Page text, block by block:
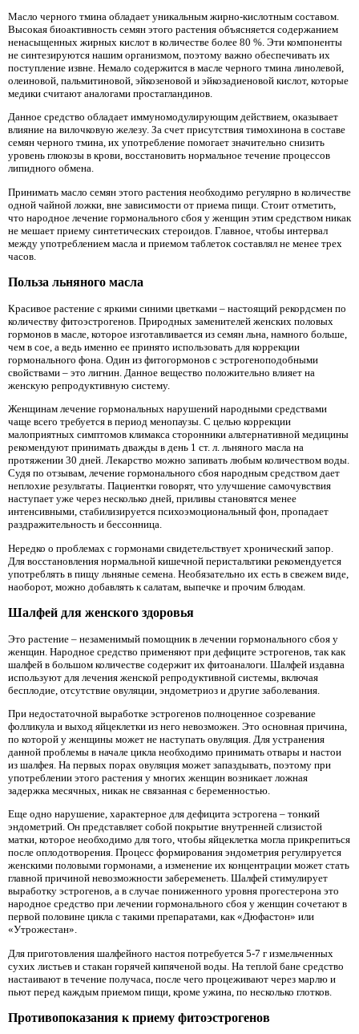
Масло черного тмина обладает уникальным жирно-кислотным составом.
Высокая биоактивность семян этого растения объясняется содержанием
ненасыщенных жирных кислот в количестве более 80 %. Эти компоненты
не синтезируются нашим организмом, поэтому важно обеспечивать их
поступление извне. Немало содержится в масле черного тмина линолевой,
олеиновой, пальмитиновой, эйкозеновой и эйкозадиеновой кислот, которые
медики считают аналогами простагландинов.
Данное средство обладает иммуномодулирующим действием, оказывает
влияние на вилочковую железу. За счет присутствия тимохинона в составе
семян черного тмина, их употребление помогает значительно снизить
уровень глюкозы в крови, восстановить нормальное течение процессов
липидного обмена.
Принимать масло семян этого растения необходимо регулярно в количестве
одной чайной ложки, вне зависимости от приема пищи. Стоит отметить,
что народное лечение гормонального сбоя у женщин этим средством никак
не мешает приему синтетических стероидов. Главное, чтобы интервал
между употреблением масла и приемом таблеток составлял не менее трех
часов.
Польза льняного масла
Красивое растение с яркими синими цветками – настоящий рекордсмен по
количеству фитоэстрогенов. Природных заменителей женских половых
гормонов в масле, которое изготавливается из семян льна, намного больше,
чем в сое, а ведь именно ее принято использовать для коррекции
гормонального фона. Один из фитогормонов с эстрогеноподобными
свойствами – это лигнин. Данное вещество положительно влияет на
женскую репродуктивную систему.
Женщинам лечение гормональных нарушений народными средствами
чаще всего требуется в период менопаузы. С целью коррекции
малоприятных симптомов климакса сторонники альтернативной медицины
рекомендуют принимать дважды в день 1 ст. л. льняного масла на
протяжении 30 дней. Лекарство можно запивать любым количеством воды.
Судя по отзывам, лечение гормонального сбоя народным средством дает
неплохие результаты. Пациентки говорят, что улучшение самочувствия
наступает уже через несколько дней, приливы становятся менее
интенсивными, стабилизируется психоэмоциональный фон, пропадает
раздражительность и бессонница.
Нередко о проблемах с гормонами свидетельствует хронический запор.
Для восстановления нормальной кишечной перистальтики рекомендуется
употреблять в пищу льняные семена. Необязательно их есть в свежем виде,
наоборот, можно добавлять к салатам, выпечке и прочим блюдам.
Шалфей для женского здоровья
Это растение – незаменимый помощник в лечении гормонального сбоя у
женщин. Народное средство применяют при дефиците эстрогенов, так как
шалфей в большом количестве содержит их фитоаналоги. Шалфей издавна
используют для лечения женской репродуктивной системы, включая
бесплодие, отсутствие овуляции, эндометриоз и другие заболевания.
При недостаточной выработке эстрогенов полноценное созревание
фолликула и выход яйцеклетки из него невозможен. Это основная причина,
по которой у женщины может не наступать овуляция. Для устранения
данной проблемы в начале цикла необходимо принимать отвары и настои
из шалфея. На первых порах овуляция может запаздывать, поэтому при
употреблении этого растения у многих женщин возникает ложная
задержка месячных, никак не связанная с беременностью.
Еще одно нарушение, характерное для дефицита эстрогена – тонкий
эндометрий. Он представляет собой покрытие внутренней слизистой
матки, которое необходимо для того, чтобы яйцеклетка могла прикрепиться
после оплодотворения. Процесс формирования эндометрия регулируется
женскими половыми гормонами, а изменение их концентрации может стать
главной причиной невозможности забеременеть. Шалфей стимулирует
выработку эстрогенов, а в случае пониженного уровня прогестерона это
народное средство при лечении гормонального сбоя у женщин сочетают в
первой половине цикла с такими препаратами, как «Дюфастон» или
«Утрожестан».
Для приготовления шалфейного настоя потребуется 5-7 г измельченных
сухих листьев и стакан горячей кипяченой воды. На теплой бане средство
настаивают в течение получаса, после чего процеживают через марлю и
пьют перед каждым приемом пищи, кроме ужина, по несколько глотков.
Противопоказания к приему фитоэстрогенов